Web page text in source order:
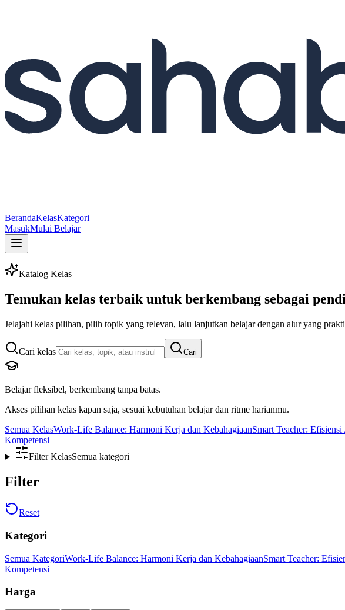
BerandaKelasKategori
MasukMulai Belajar
Katalog Kelas
Temukan kelas terbaik untuk berkembang sebagai
Jelajahi kelas pilihan, pilih topik yang relevan, lalu lanjutkan belajar dengan alur yang
Cari kelas Cari
Belajar fleksibel, berkembang tanpa batas.
Akses pilihan kelas kapan saja, sesuai kebutuhan belajar dan ritme harianmu.
Semua KelasWork-Life Balance: Harmoni Kerja dan KebahagiaanSmart Teacher:
Kompetensi
Filter KelasSemua kategori
Filter
Reset
Kategori
Semua KategoriWork-Life Balance: Harmoni Kerja dan KebahagiaanSmart Teacher:
Kompetensi
Harga